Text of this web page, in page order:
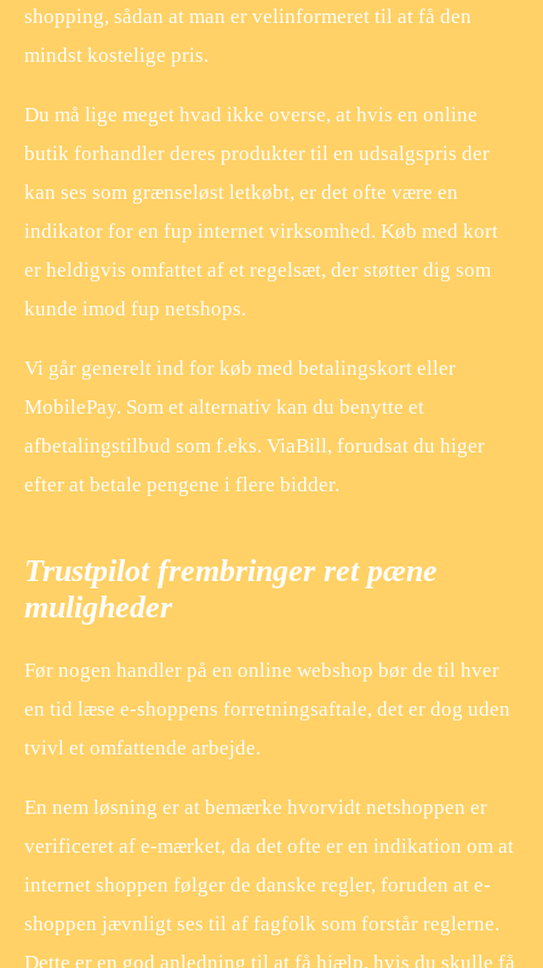
shopping, sådan at man er velinformeret til at få den
mindst kostelige pris.
Du må lige meget hvad ikke overse, at hvis en online
butik forhandler deres produkter til en udsalgspris der
kan ses som grænseløst letkøbt, er det ofte være en
indikator for en fup internet virksomhed. Køb med kort
er heldigvis omfattet af et regelsæt, der støtter dig som
kunde imod fup netshops.
Vi går generelt ind for køb med betalingskort eller
MobilePay. Som et alternativ kan du benytte et
afbetalingstilbud som f.eks. ViaBill, forudsat du higer
efter at betale pengene i flere bidder.
Trustpilot frembringer ret pæne
muligheder
Før nogen handler på en online webshop bør de til hver
en tid læse e-shoppens forretningsaftale, det er dog uden
tvivl et omfattende arbejde.
En nem løsning er at bemærke hvorvidt netshoppen er
verificeret af e-mærket, da det ofte er en indikation om at
internet shoppen følger de danske regler, foruden at e-
shoppen jævnligt ses til af fagfolk som forstår reglerne.
Dette er en god anledning til at få hjælp, hvis du skulle få